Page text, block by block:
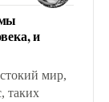
и
мир,
таких